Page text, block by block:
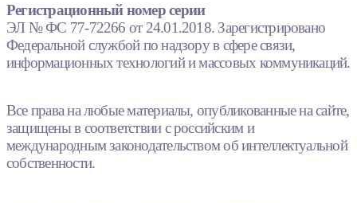
Регистрационный номер серии
ЭЛ № ФС 77-72266 от 24.01.2018. Зарегистрировано
Федеральной службой по надзору в сфере связи,
информационных технологий и массовых коммуникаций.
Все права на любые материалы, опубликованные на сайте,
защищены в соответствии с российским и
международным законодательством об интеллектуальной
собственности.